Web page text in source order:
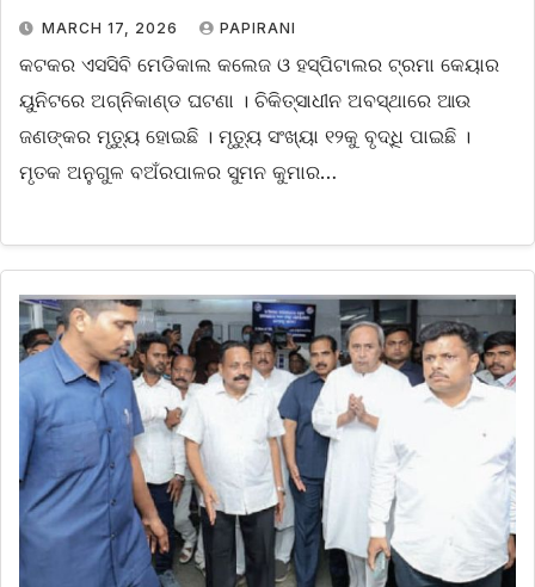
MARCH 17, 2026 PAPIRANI
କଟକର ଏସସିବି ମେଡିକାଲ କଲେଜ ଓ ହସ୍ପିଟାଲର ଟ୍ରମା କେୟାର
ୟୁନିଟରେ ଅଗ୍ନିକାଣ୍ଡ ଘଟଣା । ଚିକିତ୍ସାଧୀନ ଅବସ୍ଥାରେ ଆଉ
ଜଣଙ୍କର ମୃତ୍ୟୁ ହୋଇଛି । ମୃତ୍ୟୁ ସଂଖ୍ୟା ୧୨କୁ ବୃଦ୍ଧି ପାଇଛି ।
ମୃତକ ଅନୁଗୁଳ ବଅଁରପାଳର ସୁମନ କୁମାର…